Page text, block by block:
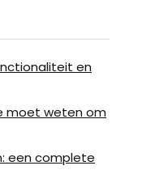
en
moet weten om
een complete